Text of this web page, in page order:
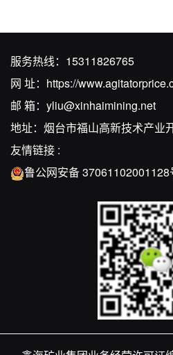
服务热线： 15311826765
网 址： https://
邮 箱： yliu@xinhaimining.net
地址：烟台市福山高新技术产业
友情链接 :
鲁公网安备 37061102001128